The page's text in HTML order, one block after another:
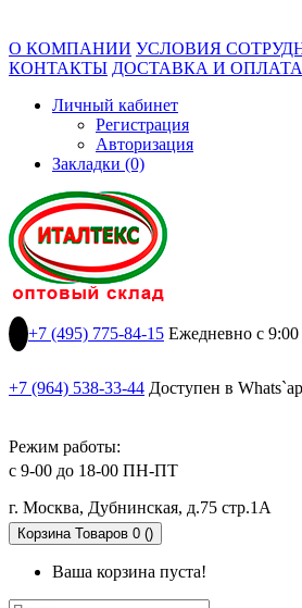
О КОМПАНИИ УСЛОВИЯ
КОНТАКТЫ ДОСТАВКА И ОПЛАТА
Личный кабинет
Регистрация
Авторизация
Закладки (0)
+7 (495) 775-84-15 Ежедневно с 9:00
+7 (964) 538-33-44 Доступен в
Режим работы:
с 9-00 до 18-00 ПН-ПТ
г. Москва, Дубнинская, д.75 стр.1А
Корзина Товаров 0 ()
Ваша корзина пуста!